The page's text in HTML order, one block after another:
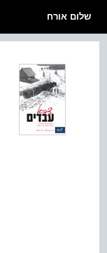
שלום אורח